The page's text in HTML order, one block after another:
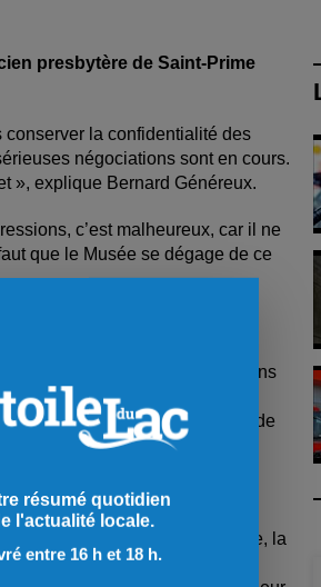
presbytère de Saint-Prime
la confidentialité des
négociations sont en cours.
», explique Bernard Généreux.
c’est malheureux, car il ne
que le Musée se dégage de ce
supporter un déficit d’opérations
n’avons donc pas le choix de
l’ancien presbytère en auberge, la
situé à l’arrière du bâtiment et
résumé quotidien
l'actualité locale.
entre 16 h et 18 h.